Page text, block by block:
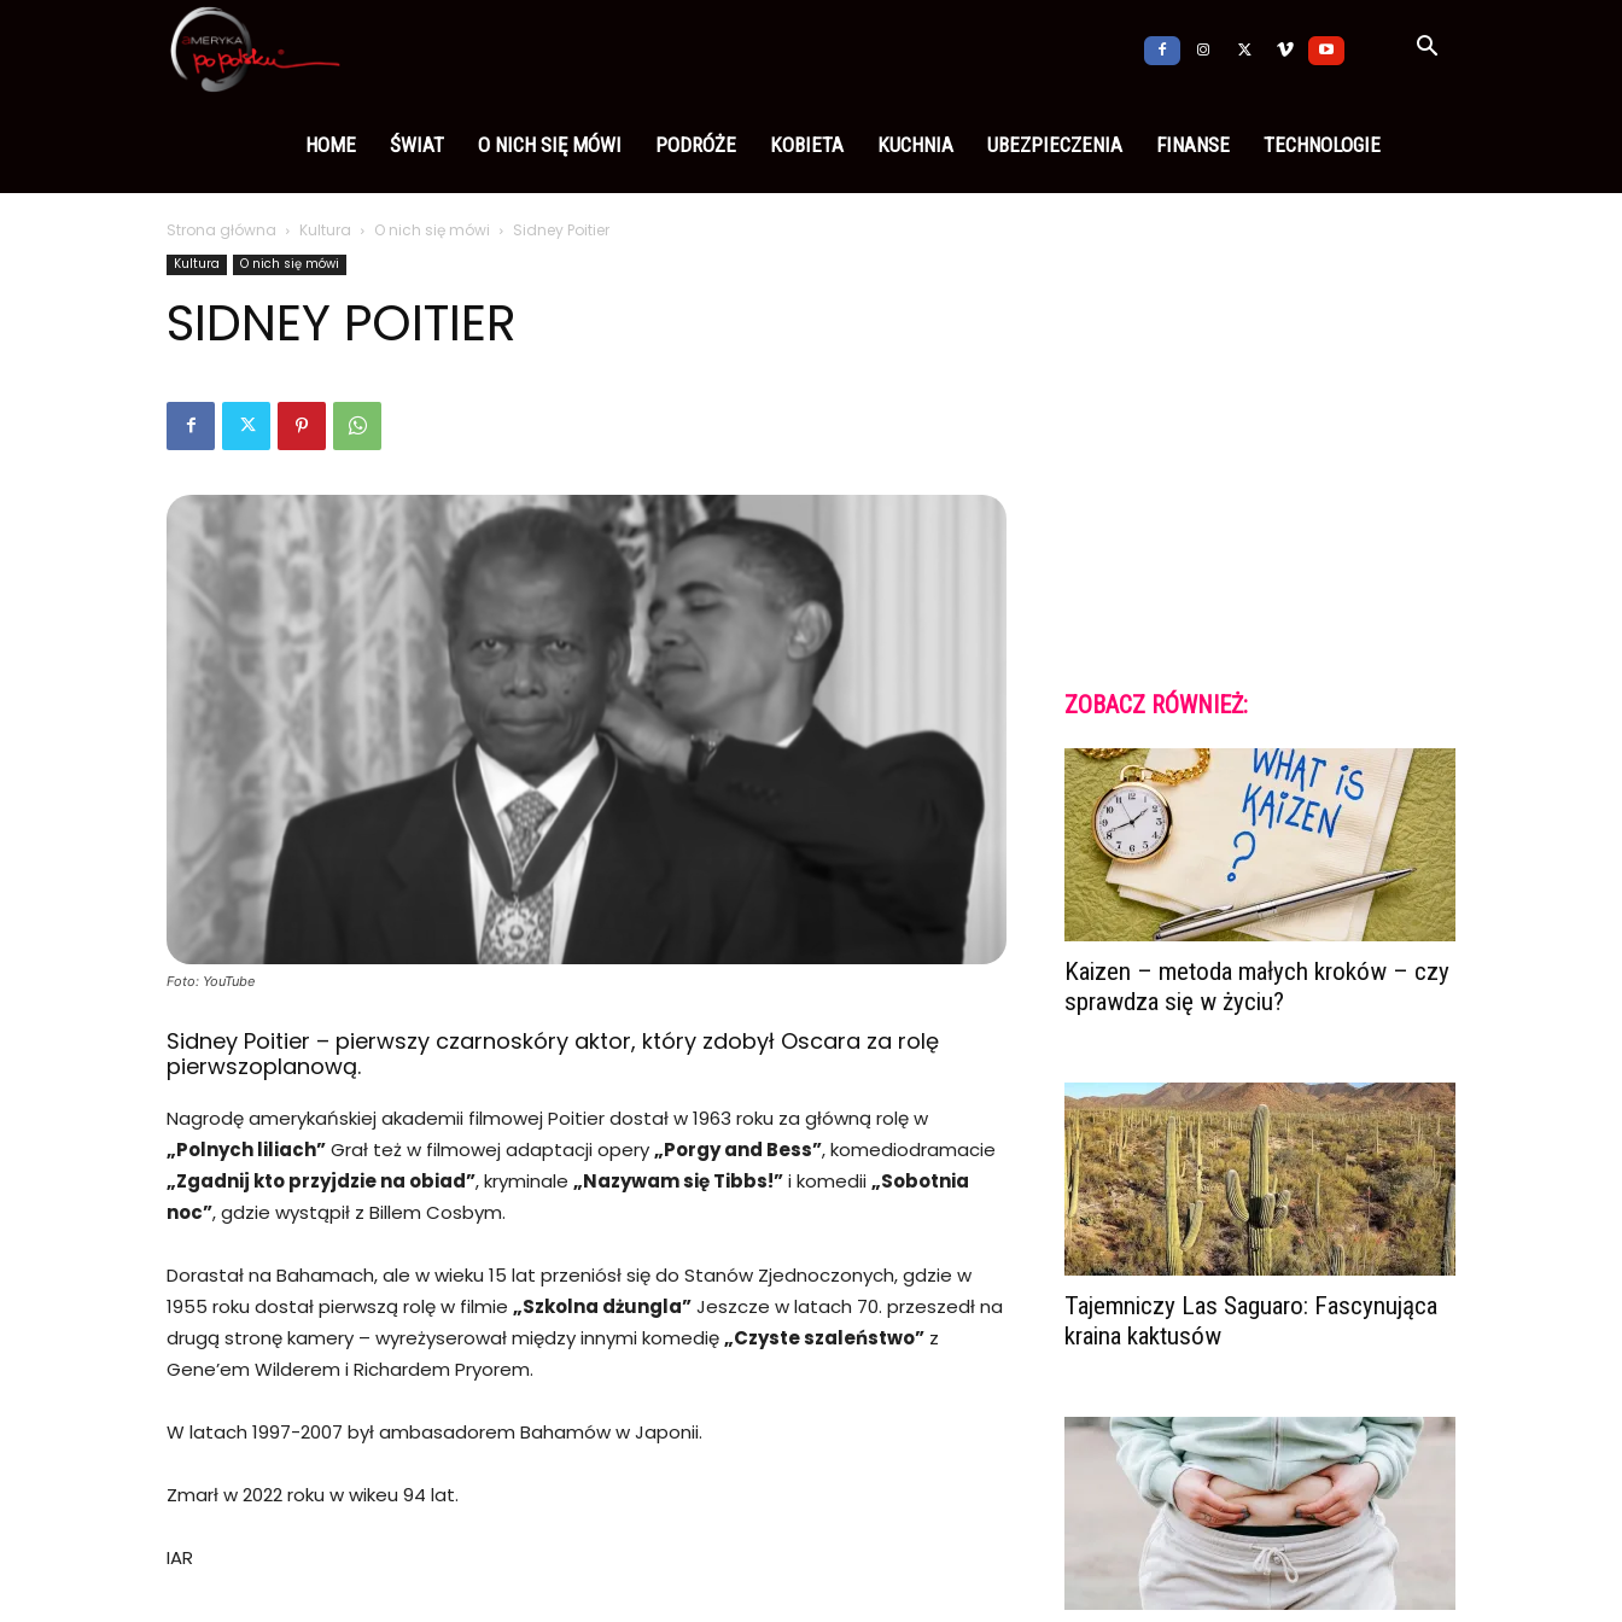
po
polsku
HOME ŚWIAT O NICH SIĘ MÓWI PODRÓŻE KOBIETA KUCHNIA UBEZPIECZENIA FINANSE TECHNOLOGIE
Strona główna Kultura O nich się mówi Sidney Poitier
Kultura O nich się mówi
SIDNEY POITIER
Foto: YouTube
Sidney Poitier – pierwszy czarnoskóry aktor, który zdobył Oscara za rolę
pierwszoplanową.
Nagrodę amerykańskiej akademii filmowej Poitier dostał w 1963 roku za główną rolę w
„Polnych liliach”Grał też w filmowej adaptacji opery„Porgy and Bess”, komediodramacie
„Zgadnij kto przyjdzie na obiad”, kryminale „Nazywam się Tibbs!”i komedii„Sobotnia
noc”, gdzie wystąpił z Billem Cosbym.
Dorastał na Bahamach, ale w wieku 15 lat przeniósł się do Stanów Zjednoczonych, gdzie w
1955 roku dostał pierwszą rolę w filmie „Szkolna dżungla”Jeszcze w latach 70. przeszedł na
drugą stronę kamery – wyreżyserował między innymi komedię„Czyste szaleństwo” z
Gene’em Wilderem i Richardem Pryorem.
W latach 1997-2007 był ambasadorem Bahamów w Japonii.
Zmarł w 2022 roku w wikeu 94 lat.
IAR
ZOBACZ RÓWNIEŻ:
Kaizen – metoda małych kroków – czy
sprawdza się w życiu?
Tajemniczy Las Saguaro: Fascynująca
kraina kaktusów